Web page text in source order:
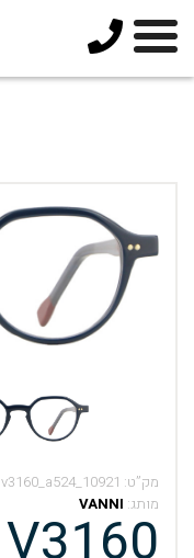
3744678
מק”ט: v3160_a524_10921
מותג: VANNI
V3160